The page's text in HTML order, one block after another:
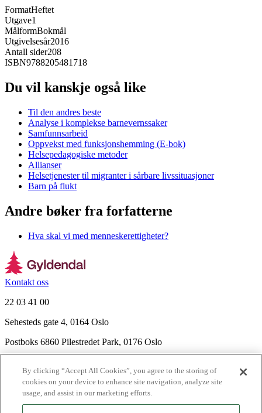
FormatHeftet
Utgave1
MålformBokmål
Utgivelsesår2016
Antall sider208
ISBN9788205481718
Du vil kanskje også like
Til den andres beste
Analyse i komplekse barnevernssaker
Samfunnsarbeid
Oppvekst med funksjonshemming (E-bok)
Helsepedagogiske metoder
Allianser
Helsetjenester til migranter i sårbare livssituasjoner
Barn på flukt
Andre bøker fra forfatterne
Hva skal vi med menneskerettigheter?
Kontakt oss
22 03 41 00
Sehesteds gate 4, 0164 Oslo
Postboks 6860 Pilestredet Park, 0176 Oslo
Nyhetsbrev
Ledige stillinger
Send inn manus
By clicking “Accept All Cookies”, you agree to the storing of
cookies on your device to enhance site navigation, analyze site
usage, and assist in our marketing efforts.